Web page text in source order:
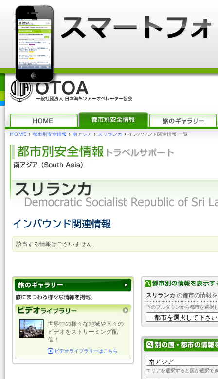
HOME › 都市別安全情報 › 南アジア › スリランカ › インバウンド関連情報 一覧
該当する情報はございません。
スリランカ の都市の情報
下のプルダウンから都市を選択
エリアを選択すると国が選択で
世界中の様々な地域や国々の
ビデオをストリーミング配
信！
ビデオライブラリーはこちら